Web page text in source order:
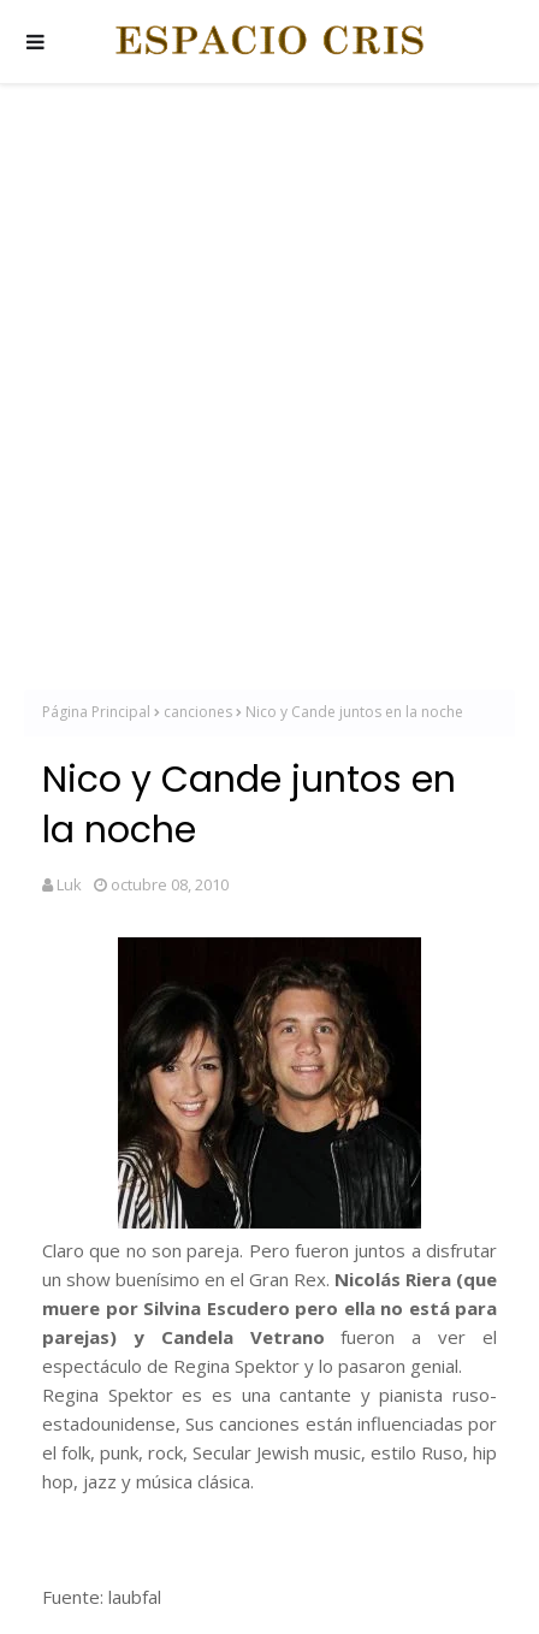
Página Principal canciones Nico y Cande juntos en la noche
Nico y Cande juntos en
la noche
Luk octubre 08, 2010
Claro que no son pareja. Pero fueron juntos a disfrutar
un show buenísimo en el Gran Rex. Nicolás Riera (que
muere por Silvina Escudero pero ella no está para
parejas) y Candela Vetrano fueron a ver el
espectáculo de Regina Spektor y lo pasaron genial.
Regina Spektor es es una cantante y pianista ruso-
estadounidense, Sus canciones están influenciadas por
el folk, punk, rock, Secular Jewish music, estilo Ruso, hip
hop, jazz y música clásica.
Fuente: laubfal